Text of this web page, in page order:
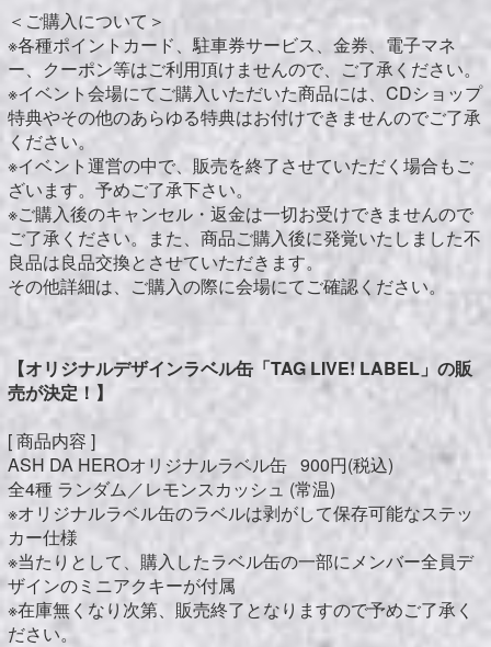
＜ご購入について＞
※各種ポイントカード、駐車券サービス、金券、電子マネ
ー、クーポン等はご利用頂けませんので、ご了承ください。
※イベント会場にてご購入いただいた商品には、CDショップ
特典やその他のあらゆる特典はお付けできませんのでご了承
ください。
※イベント運営の中で、販売を終了させていただく場合もご
ざいます。予めご了承下さい。
※ご購入後のキャンセル・返金は一切お受けできませんので
ご了承ください。また、商品ご購入後に発覚いたしました不
良品は良品交換とさせていただきます。
その他詳細は、ご購入の際に会場にてご確認ください。
【オリジナルデザインラベル缶「TAG LIVE! LABEL」の販
売が決定！】
[ 商品内容 ]
ASH DA HEROオリジナルラベル缶 900円(税込)
全4種 ランダム／レモンスカッシュ (常温)
※オリジナルラベル缶のラベルは剥がして保存可能なステッ
カー仕様
※当たりとして、購入したラベル缶の一部にメンバー全員デ
ザインのミニアクキーが付属
※在庫無くなり次第、販売終了となりますので予めご了承く
ださい。